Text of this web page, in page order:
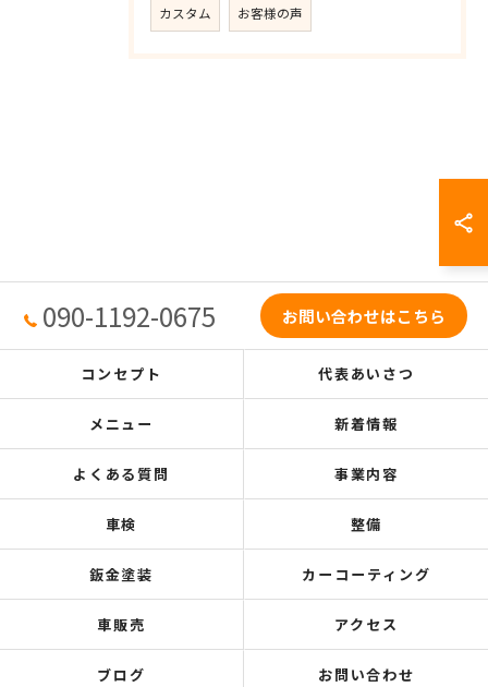
カスタム お客様の声
090-1192-0675 お問い合わせはこちら
コンセプト 代表あいさつ
メニュー 新着情報
よくある質問 事業内容
車検 整備
鈑金塗装 カーコーティング
車販売 アクセス
ブログ お問い合わせ